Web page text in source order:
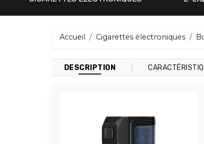
Accueil Cigarettes électroniques
DESCRIPTION